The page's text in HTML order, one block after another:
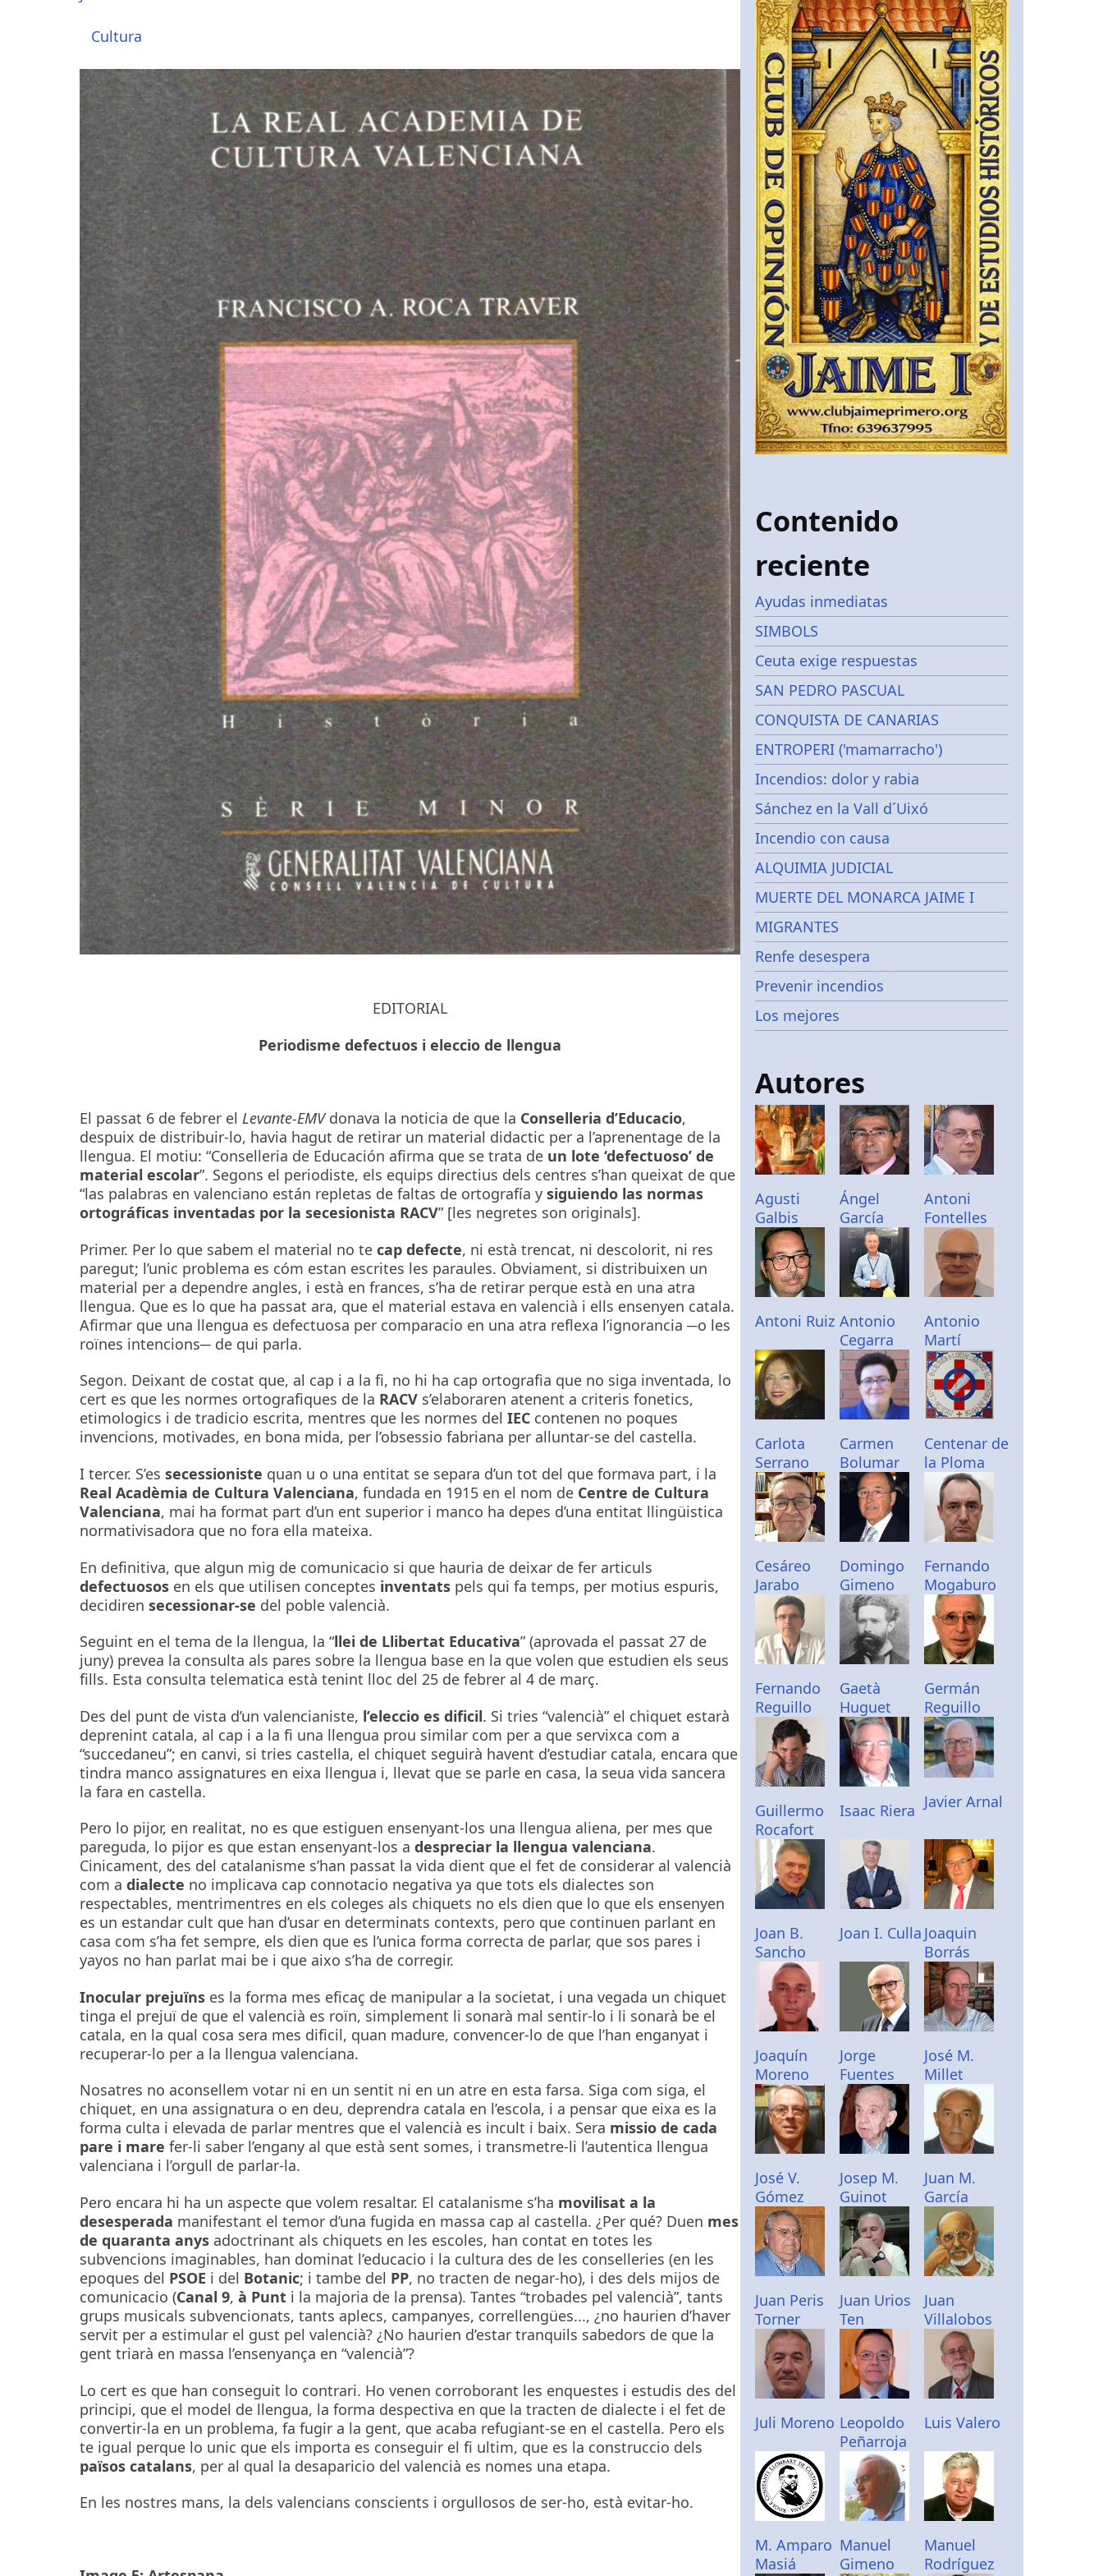
Cultura
EDITORIAL
Periodisme defectuos i eleccio de llengua
El passat 6 de febrer el Levante-EMVdonava la noticia de que la Conselleria d’Educacio,
despuix de distribuir-lo, havia hagut de retirar un material didactic per a l’aprenentage de la
llengua. El motiu: “Conselleria de Educación afirma que se trata de un lote ‘defectuoso’ de
material escolar”. Segons el periodiste, els equips directius dels centres s’han queixat de que
“las palabras en valenciano están repletas de faltas de ortografía y siguiendo las normas
ortográficas inventadas por la secesionista RACV” [les negretes son originals].
Primer. Per lo que sabem el material no te cap defecte, ni està trencat, ni descolorit, ni res
paregut; l’unic problema es cóm estan escrites les paraules. Obviament, si distribuixen un
material per a dependre angles, i està en frances, s’ha de retirar perque està en una atra
llengua. Que es lo que ha passat ara, que el material estava en valencià i ells ensenyen catala.
Afirmar que una llengua es defectuosa per comparacio en una atra reflexa l’ignorancia ─o les
roïnes intencions─ de qui parla.
Segon. Deixant de costat que, al cap i a la fi, no hi ha cap ortografia que no siga inventada, lo
cert es que les normes ortografiques de la RACV s’elaboraren atenent a criteris fonetics,
etimologics i de tradicio escrita, mentres que les normes del IEC contenen no poques
invencions, motivades, en bona mida, per l’obsessio fabriana per alluntar-se del castella.
I tercer. S’es secessioniste quan u o una entitat se separa d’un tot del que formava part, i la
Real Acadèmia de Cultura Valenciana, fundada en 1915 en el nom de Centre de Cultura
Valenciana, mai ha format part d’un ent superior i manco ha depes d’una entitat llingüistica
normativisadora que no fora ella mateixa.
En definitiva, que algun mig de comunicacio si que hauria de deixar de fer articuls
defectuosos en els que utilisen conceptes inventats pels qui fa temps, per motius espuris,
decidiren secessionar-se del poble valencià.
Seguint en el tema de la llengua, la “llei de Llibertat Educativa” (aprovada el passat 27 de
juny) prevea la consulta als pares sobre la llengua base en la que volen que estudien els seus
fills. Esta consulta telematica està tenint lloc del 25 de febrer al 4 de març.
Des del punt de vista d’un valencianiste, l’eleccio es dificil. Si tries “valencià” el chiquet estarà
deprenint catala, al cap i a la fi una llengua prou similar com per a que servixca com a
“succedaneu”; en canvi, si tries castella, el chiquet seguirà havent d’estudiar catala, encara que
tindra manco assignatures en eixa llengua i, llevat que se parle en casa, la seua vida sancera
la fara en castella.
Pero lo pijor, en realitat, no es que estiguen ensenyant-los una llengua aliena, per mes que
pareguda, lo pijor es que estan ensenyant-los a despreciar la llengua valenciana.
Cinicament, des del catalanisme s’han passat la vida dient que el fet de considerar al valencià
com a dialecte no implicava cap connotacio negativa ya que tots els dialectes son
respectables, mentrimentres en els coleges als chiquets no els dien que lo que els ensenyen
es un estandar cult que han d’usar en determinats contexts, pero que continuen parlant en
casa com s’ha fet sempre, els dien que es l’unica forma correcta de parlar, que sos pares i
yayos no han parlat mai be i que aixo s’ha de corregir.
Inocular prejuïns es la forma mes eficaç de manipular a la societat, i una vegada un chiquet
tinga el prejuï de que el valencià es roïn, simplement li sonarà mal sentir-lo i li sonarà be el
catala, en la qual cosa sera mes dificil, quan madure, convencer-lo de que l’han enganyat i
recuperar-lo per a la llengua valenciana.
Nosatres no aconsellem votar ni en un sentit ni en un atre en esta farsa. Siga com siga, el
chiquet, en una assignatura o en deu, deprendra catala en l’escola, i a pensar que eixa es la
forma culta i elevada de parlar mentres que el valencià es incult i baix. Sera missio de cada
pare i mare fer-li saber l’engany al que està sent somes, i transmetre-li l’autentica llengua
valenciana i l’orgull de parlar-la.
Pero encara hi ha un aspecte que volem resaltar. El catalanisme s’ha movilisat a la
desesperada manifestant el temor d’una fugida en massa cap al castella. ¿Per qué? Duen mes
de quaranta anys adoctrinant als chiquets en les escoles, han contat en totes les
subvencions imaginables, han dominat l’educacio i la cultura des de les conselleries (en les
epoques del PSOE i del Botanic; i tambe del PP, no tracten de negar-ho), i des dels mijos de
comunicacio (Canal 9, à Punt i la majoria de la prensa). Tantes “trobades pel valencià”, tants
grups musicals subvencionats, tants aplecs, campanyes, correllengües..., ¿no haurien d’haver
servit per a estimular el gust pel valencià? ¿No haurien d’estar tranquils sabedors de que la
gent triarà en massa l’ensenyança en “valencià”?
Lo cert es que han conseguit lo contrari. Ho venen corroborant les enquestes i estudis des del
principi, que el model de llengua, la forma despectiva en que la tracten de dialecte i el fet de
convertir-la en un problema, fa fugir a la gent, que acaba refugiant-se en el castella. Pero els
te igual perque lo unic que els importa es conseguir el fi ultim, que es la construccio dels
països catalans, per al qual la desaparicio del valencià es nomes una etapa.
En les nostres mans, la dels valencians conscients i orgullosos de ser-ho, està evitar-ho.
Contenido
reciente
Ayudas inmediatas
SIMBOLS
Ceuta exige respuestas
SAN PEDRO PASCUAL
CONQUISTA DE CANARIAS
ENTROPERI ('mamarracho')
Incendios: dolor y rabia
Sánchez en la Vall d´Uixó
Incendio con causa
ALQUIMIA JUDICIAL
MUERTE DEL MONARCA JAIME I
MIGRANTES
Renfe desespera
Prevenir incendios
Los mejores
Autores
Agusti
Galbis
Ángel
García
Antoni
Fontelles
Antoni Ruiz Antonio
Cegarra
Antonio
Martí
Carlota
Serrano
Carmen
Bolumar
Centenar de
la Ploma
Cesáreo
Jarabo
Domingo
Gimeno
Fernando
Mogaburo
Fernando
Reguillo
Gaetà
Huguet
Germán
Reguillo
Guillermo
Rocafort
Isaac Riera Javier Arnal
Joan B.
Sancho
Joan I. Culla Joaquin
Borrás
Joaquín
Moreno
Jorge
Fuentes
José M.
Millet
José V.
Gómez
Josep M.
Guinot
Juan M.
García
Juan Peris
Torner
Juan Urios
Ten
Juan
Villalobos
Juli Moreno Leopoldo
Peñarroja
Luis Valero
M. Amparo
Masiá
Manuel
Gimeno
Manuel
Rodríguez